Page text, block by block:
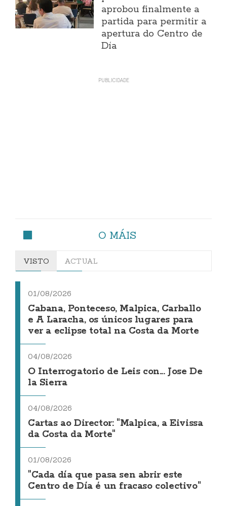
aprobou finalmente a
partida para permitir a
apertura do Centro de
Día
O MÁIS
VISTO ACTUAL
01/08/2026
Cabana, Ponteceso, Malpica, Carballo
e A Laracha, os únicos lugares para
ver a eclipse total na Costa da Morte
04/08/2026
O Interrogatorio de Leis con... Jose De
la Sierra
04/08/2026
Cartas ao Director: "Malpica, a Eivissa
da Costa da Morte"
01/08/2026
"Cada día que pasa sen abrir este
Centro de Día é un fracaso colectivo"